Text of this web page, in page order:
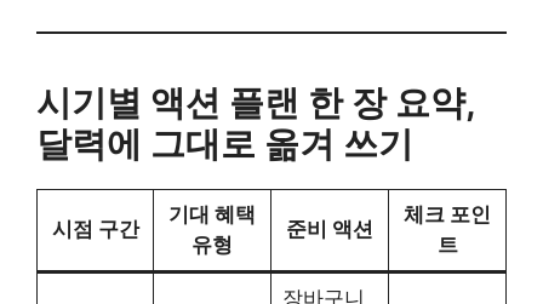
시기별 액션 플랜 한 장 요약,
달력에 그대로 옮겨 쓰기
시점 구간
기대 혜택
유형
준비 액션
체크 포인
트
장바구니